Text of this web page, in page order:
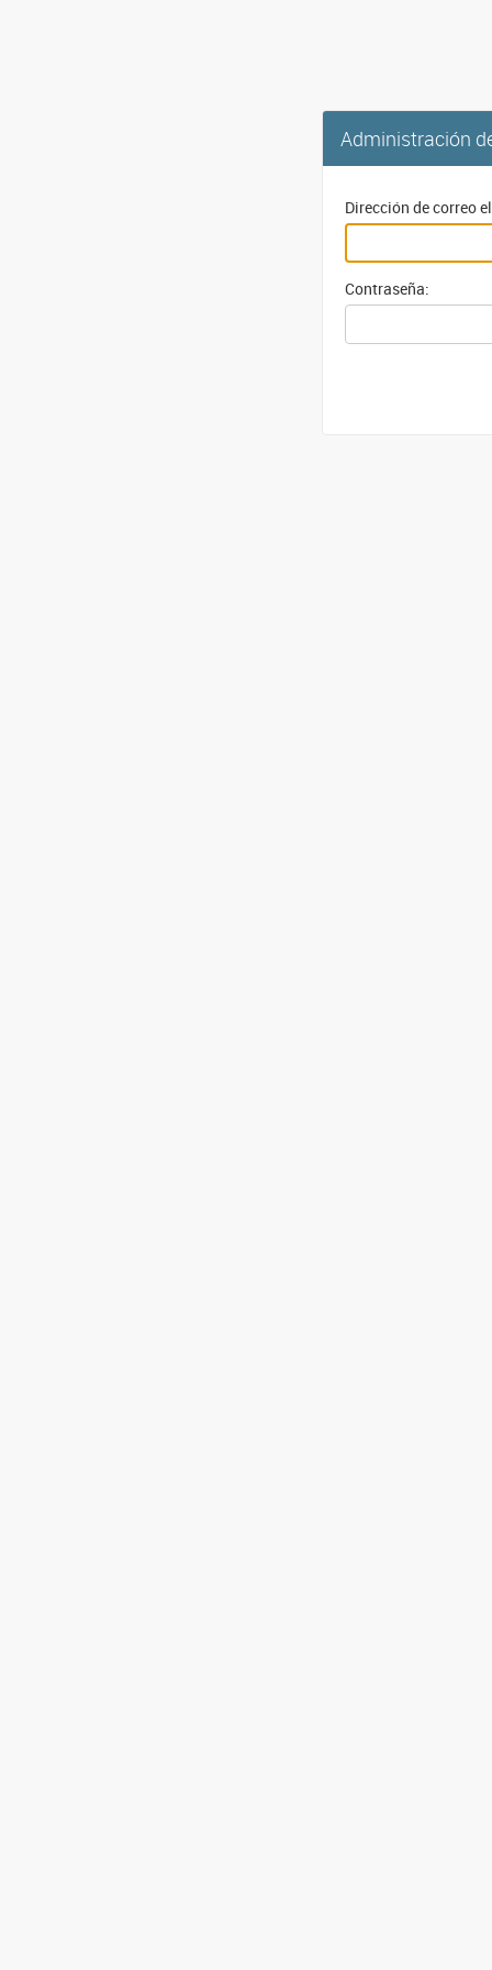
Administración
Dirección de correo
Contraseña: